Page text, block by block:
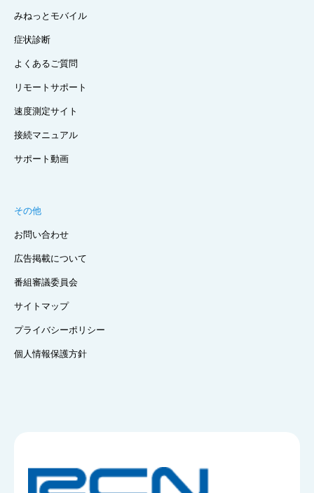
みねっとモバイル
症状診断
よくあるご質問
リモートサポート
速度測定サイト
接続マニュアル
サポート動画
その他
お問い合わせ
広告掲載について
番組審議委員会
サイトマップ
プライバシーポリシー
個人情報保護方針